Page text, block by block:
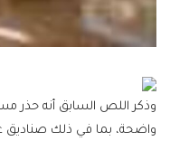
وذكر اللص السابق أنه
واضحة، بما في ذلك صناديق